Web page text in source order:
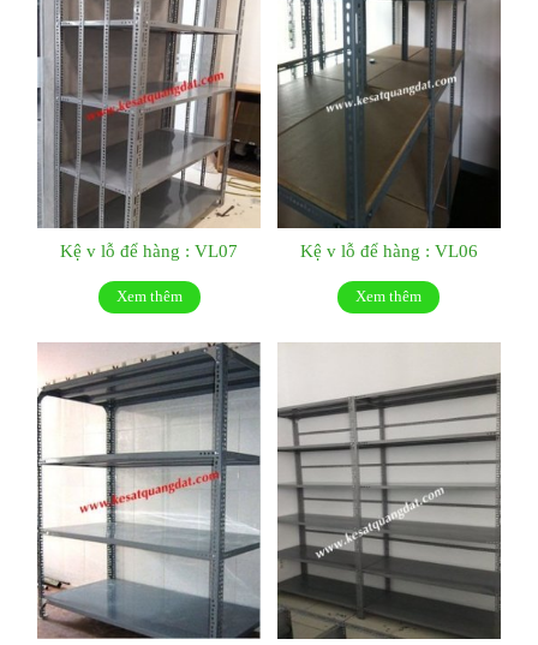
Kệ v lỗ để hàng : VL07
Xem thêm
Kệ v lỗ để hàng : VL06
Xem thêm